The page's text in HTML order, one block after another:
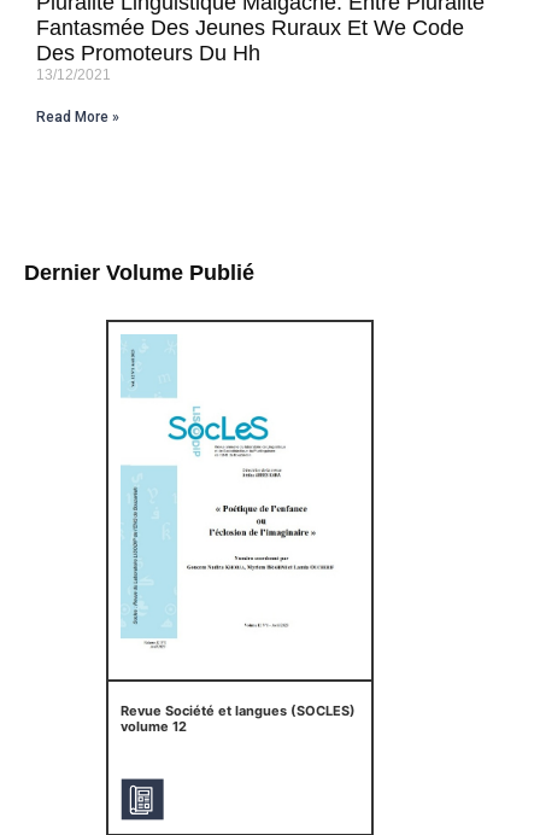
Dernier Volume Publié
Revue Société et langues (SOCLES)
volume 12
Fantasmée Des Jeunes Ruraux Et We Code
Des Promoteurs Du Hh
13/12/2021
Read More »